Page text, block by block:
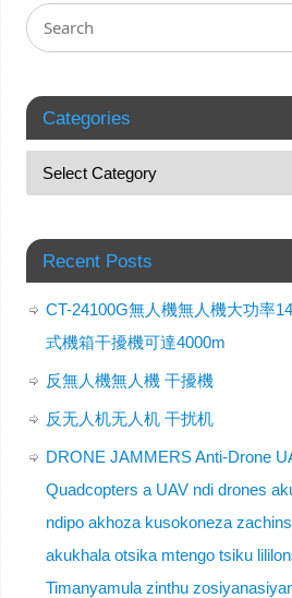
Categories
Recent Posts
CT-24100G無人機無人機大功率
式機箱干擾機可達4000m
反無人機無人機 干擾機
反无人机无人机 干扰机
DRONE JAMMERS Anti-Drone
Quadcopters a UAV ndi drones
ndipo akhoza kusokoneza
akukhala otsika mtengo tsiku
Timanyamula zinthu